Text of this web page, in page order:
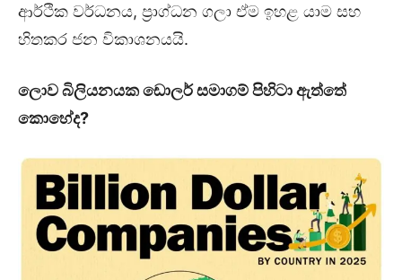
ආර්ථික වර්ධනය, ප්‍රාග්ධන ගලා ඒම ඉහළ යාම සහ
හිතකර ජන විකාශනයයි.
ලොව බිලියනයක ඩොලර් සමාගම් පිහිටා ඇත්තේ
කොහේද?